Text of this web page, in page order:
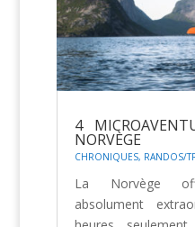
4
NORVÈGE
CHRONIQUES, RANDOS/
La Norvège
absolument